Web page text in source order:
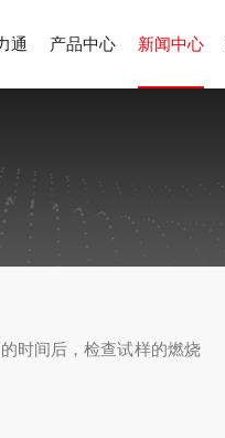
通 产品中心 新闻中心
时间后，检查试样的燃烧